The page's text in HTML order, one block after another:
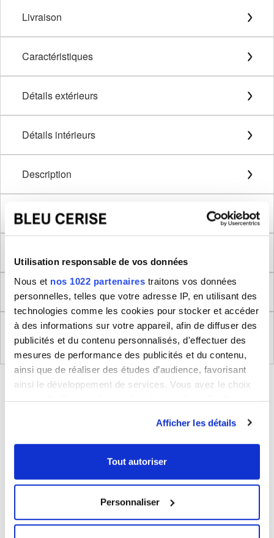
Utilisation responsable de vos données
Nous et nos 1022 partenaires traitons vos données
personnelles, telles que votre adresse IP, en utilisant des
technologies comme les cookies pour stocker et accéder
à des informations sur votre appareil, afin de diffuser des
publicités et du contenu personnalisés, d'effectuer des
mesures de performance des publicités et du contenu,
ainsi que de réaliser des études d’audience, favorisant
ainsi le développement de services. Vous avez le choix
tout moment en consultant la Déclaration relative aux
cookies ou en cliquant sur l'icône de confidentialité.
Collecter des informations sur votre localisation
géographique qui peuvent être précises à plusieurs
mètres près
Afficher les détails
Tout autoriser
Personnaliser
Livraison
Caractéristiques
Détails extérieurs
Détails intérieurs
Description
Méthode de mesure
Retour
Règlement (UE) 2023/988 relatifs à la Sécurité
Générale des Produits
BLEUCERISE VOUS CONSEILLE
TSA Polypropylène 55cm